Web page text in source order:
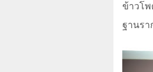
ข้าวโ
ฐานรา